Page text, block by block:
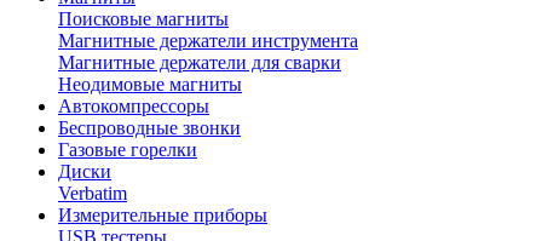
Поисковые магниты
Магнитные держатели инструмента
Магнитные держатели для сварки
Неодимовые магниты
Автокомпрессоры
Беспроводные звонки
Газовые горелки
Диски
Verbatim
Измерительные приборы
USB тестеры